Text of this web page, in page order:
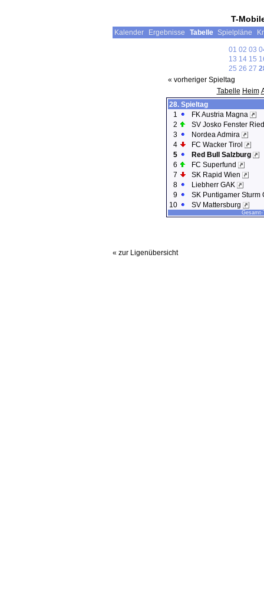
T-
Kalender Ergebnisse Tabelle Spielpläne
01 02 03
13 14 15
25 26 27
« vorheriger Spieltag
Tabelle Heim
28. Spieltag
1
FK Austria Magna
2
SV Josko Fenster
3
Nordea Admira
4
FC Wacker Tirol
5
Red Bull Salzburg
6
FC Superfund
7
SK Rapid Wien
8
Liebherr GAK
9
SK Puntigamer Sturm
10
SV Mattersburg
« zur Ligenübersicht